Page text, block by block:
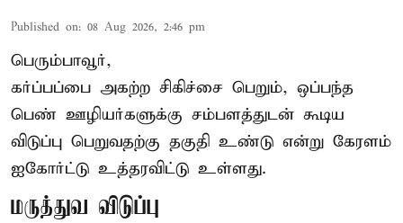
Published on: 08 Aug 2026, 2:46 pm
பெரும்பாவூர்,
கர்ப்பப்பை அகற்ற சிகிச்சை பெறும், ஒப்பந்த
பெண் ஊழியர்களுக்கு சம்பளத்துடன் கூடிய
விடுப்பு பெறுவதற்கு தகுதி உண்டு என்று கேரளம்
ஐகோர்ட்டு உத்தரவிட்டு உள்ளது.
மருத்துவ விடுப்பு